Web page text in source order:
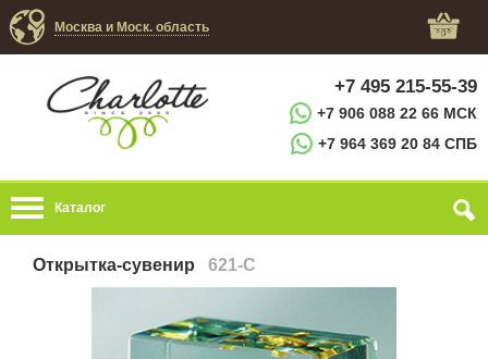
Москва и Моск. область
+7 495 215-55-39
+7 906 088 22 66 МСК
+7 964 369 20 84 СПБ
Каталог
Открытка-сувенир 621-C